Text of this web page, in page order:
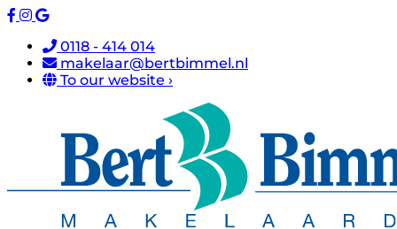
0118 - 414 014
makelaar@bertbimmel.nl
To our website ›